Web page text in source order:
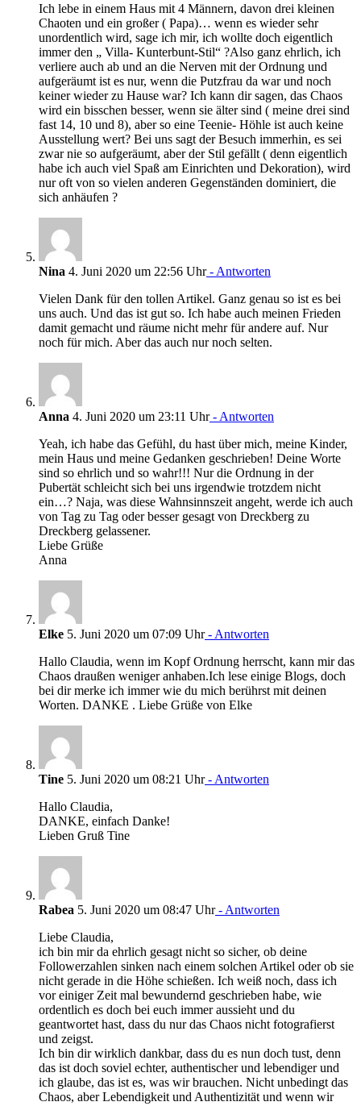
Ich lebe in einem Haus mit 4 Männern, davon drei kleinen
Chaoten und ein großer ( Papa)… wenn es wieder sehr
unordentlich wird, sage ich mir, ich wollte doch eigentlich
immer den „ Villa- Kunterbunt-Stil“ ?Also ganz ehrlich, ich
verliere auch ab und an die Nerven mit der Ordnung und
aufgeräumt ist es nur, wenn die Putzfrau da war und noch
keiner wieder zu Hause war? Ich kann dir sagen, das Chaos
wird ein bisschen besser, wenn sie älter sind ( meine drei sind
fast 14, 10 und 8), aber so eine Teenie- Höhle ist auch keine
Ausstellung wert? Bei uns sagt der Besuch immerhin, es sei
zwar nie so aufgeräumt, aber der Stil gefällt ( denn eigentlich
habe ich auch viel Spaß am Einrichten und Dekoration), wird
nur oft von so vielen anderen Gegenständen dominiert, die
sich anhäufen ?
Nina 4. Juni 2020 um 22:56 Uhr- Antworten
Vielen Dank für den tollen Artikel. Ganz genau so ist es bei
uns auch. Und das ist gut so. Ich habe auch meinen Frieden
damit gemacht und räume nicht mehr für andere auf. Nur
noch für mich. Aber das auch nur noch selten.
Anna 4. Juni 2020 um 23:11 Uhr- Antworten
Yeah, ich habe das Gefühl, du hast über mich, meine Kinder,
mein Haus und meine Gedanken geschrieben! Deine Worte
sind so ehrlich und so wahr!!! Nur die Ordnung in der
Pubertät schleicht sich bei uns irgendwie trotzdem nicht
ein…? Naja, was diese Wahnsinnszeit angeht, werde ich auch
von Tag zu Tag oder besser gesagt von Dreckberg zu
Dreckberg gelassener.
Liebe Grüße
Anna
Elke 5. Juni 2020 um 07:09 Uhr- Antworten
Hallo Claudia, wenn im Kopf Ordnung herrscht, kann mir das
Chaos draußen weniger anhaben.Ich lese einige Blogs, doch
bei dir merke ich immer wie du mich berührst mit deinen
Worten. DANKE . Liebe Grüße von Elke
Tine 5. Juni 2020 um 08:21 Uhr- Antworten
Hallo Claudia,
DANKE, einfach Danke!
Lieben Gruß Tine
Rabea 5. Juni 2020 um 08:47 Uhr- Antworten
Liebe Claudia,
ich bin mir da ehrlich gesagt nicht so sicher, ob deine
Followerzahlen sinken nach einem solchen Artikel oder ob sie
nicht gerade in die Höhe schießen. Ich weiß noch, dass ich
vor einiger Zeit mal bewundernd geschrieben habe, wie
ordentlich es doch bei euch immer aussieht und du
geantwortet hast, dass du nur das Chaos nicht fotografierst
und zeigst.
Ich bin dir wirklich dankbar, dass du es nun doch tust, denn
das ist doch soviel echter, authentischer und lebendiger und
ich glaube, das ist es, was wir brauchen. Nicht unbedingt das
Chaos, aber Lebendigkeit und Authentizität und wenn wir